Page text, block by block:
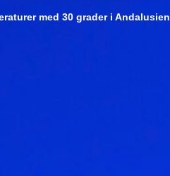
med 30 grader i Andalusien